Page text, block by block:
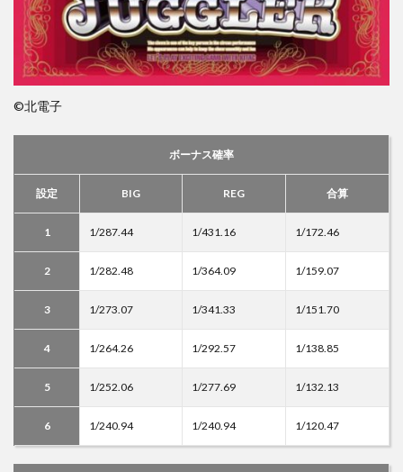
©北電子
ボーナス確率
設定 BIG REG 合算
1 1/287.44 1/431.16 1/172.46
2 1/282.48 1/364.09 1/159.07
3 1/273.07 1/341.33 1/151.70
4 1/264.26 1/292.57 1/138.85
5 1/252.06 1/277.69 1/132.13
6 1/240.94 1/240.94 1/120.47